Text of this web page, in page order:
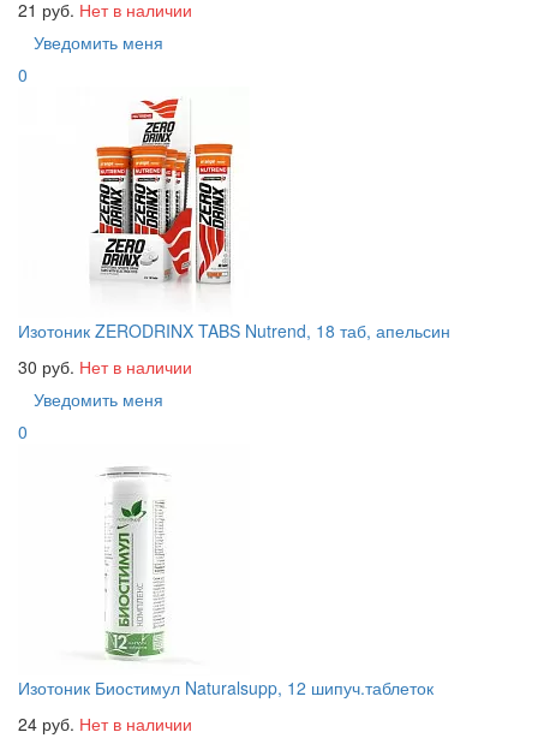
21 руб. Нет в наличии
Уведомить меня
0
Изотоник ZERODRINX TABS Nutrend, 18 таб, апельсин
30 руб. Нет в наличии
Уведомить меня
0
Изотоник Биостимул Naturalsupp, 12 шипуч.таблеток
24 руб. Нет в наличии